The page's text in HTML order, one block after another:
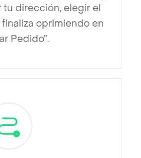
dirección, elegir el
oprimiendo en
Pedido”.